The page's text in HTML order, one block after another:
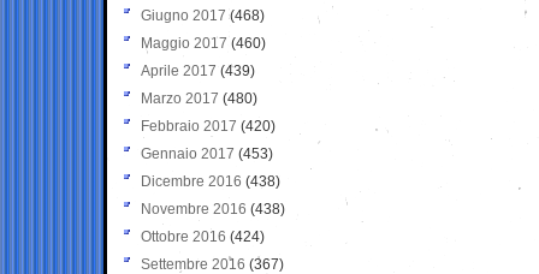
Giugno 2017 (468)
Maggio 2017 (460)
Aprile 2017 (439)
Marzo 2017 (480)
Febbraio 2017 (420)
Gennaio 2017 (453)
Dicembre 2016 (438)
Novembre 2016 (438)
Ottobre 2016 (424)
Settembre 2016 (367)